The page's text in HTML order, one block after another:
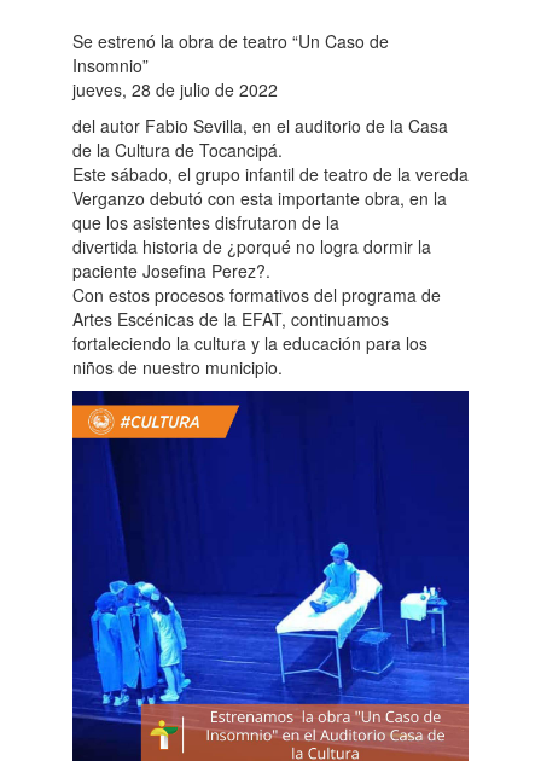
Se estrenó la obra de teatro “Un Caso de
Insomnio”
jueves, 28 de julio de 2022
del autor Fabio Sevilla, en el auditorio de la Casa
de la Cultura de Tocancipá.
Este sábado, el grupo infantil de teatro de la vereda
Verganzo debutó con esta importante obra, en la
que los asistentes disfrutaron de la
divertida historia de ¿porqué no logra dormir la
paciente Josefina Perez?.
Con estos procesos formativos del programa de
Artes Escénicas de la EFAT, continuamos
fortaleciendo la cultura y la educación para los
niños de nuestro municipio.